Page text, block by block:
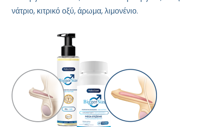
νάτριο, κιτρικό οξύ, άρωμα, λιμονένιο.